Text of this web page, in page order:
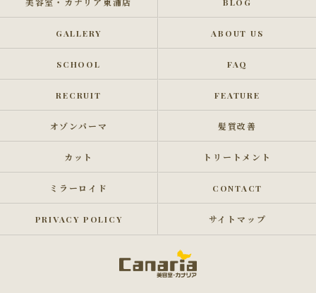
GALLERY ABOUT US
SCHOOL FAQ
RECRUIT FEATURE
オゾンパーマ 髪質改善
カット トリートメント
ミラーロイド CONTACT
PRIVACY POLICY サイトマップ